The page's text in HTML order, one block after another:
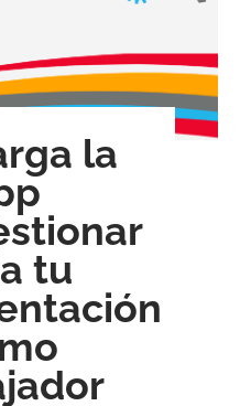
la
tu